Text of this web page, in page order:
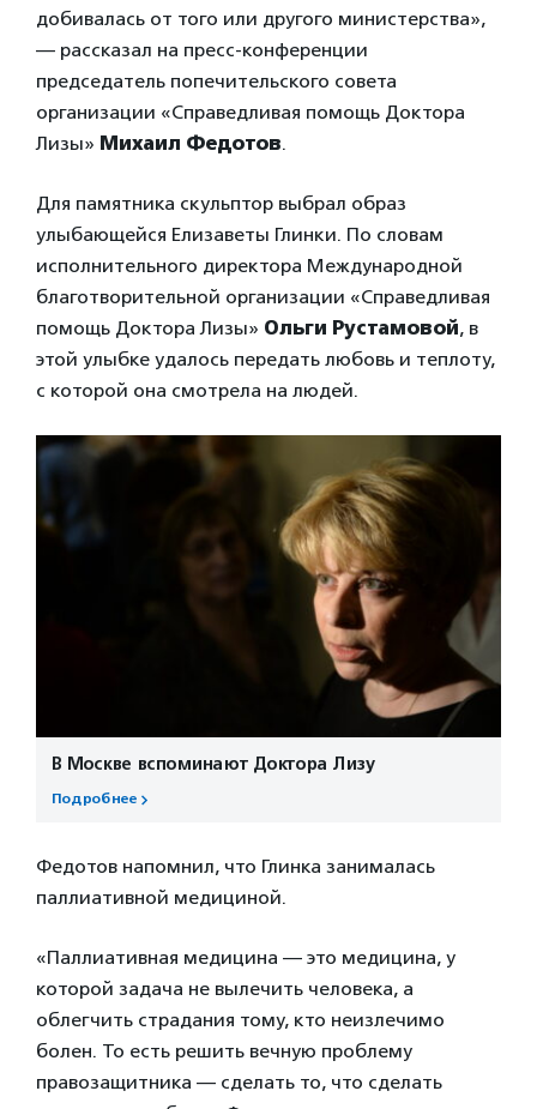
добивалась от того или другого министерства»,
— рассказал на пресс-конференции
председатель попечительского совета
организации «Справедливая помощь Доктора
Лизы» Михаил Федотов.
Для памятника скульптор выбрал образ
улыбающейся Елизаветы Глинки. По словам
исполнительного директора Международной
благотворительной организации «Справедливая
помощь Доктора Лизы» Ольги Рустамовой, в
этой улыбке удалось передать любовь и теплоту,
с которой она смотрела на людей.
В Москве вспоминают Доктора Лизу
Подробнее
Федотов напомнил, что Глинка занималась
паллиативной медициной.
«Паллиативная медицина — это медицина, у
которой задача не вылечить человека, а
облегчить страдания тому, кто неизлечимо
болен. То есть решить вечную проблему
правозащитника — сделать то, что сделать